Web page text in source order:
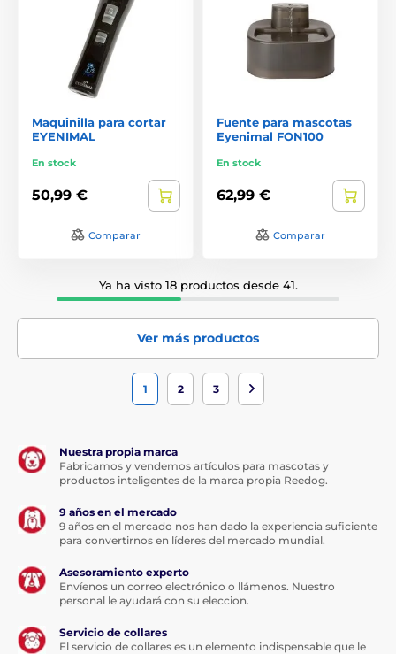
Maquinilla para cortar
EYENIMAL
En stock
50,99 €
Comparar
Fuente para mascotas
Eyenimal FON100
En stock
62,99 €
Comparar
Ya ha visto 18 productos desde 41.
Ver más productos
1 2 3
Nuestra propia marca
Fabricamos y vendemos artículos para mascotas y
productos inteligentes de la marca propia Reedog.
9 años en el mercado
9 años en el mercado nos han dado la experiencia suficiente
para convertirnos en líderes del mercado mundial.
Asesoramiento experto
Envíenos un correo electrónico o llámenos. Nuestro
personal le ayudará con su eleccion.
Servicio de collares
El servicio de collares es un elemento indispensable que le